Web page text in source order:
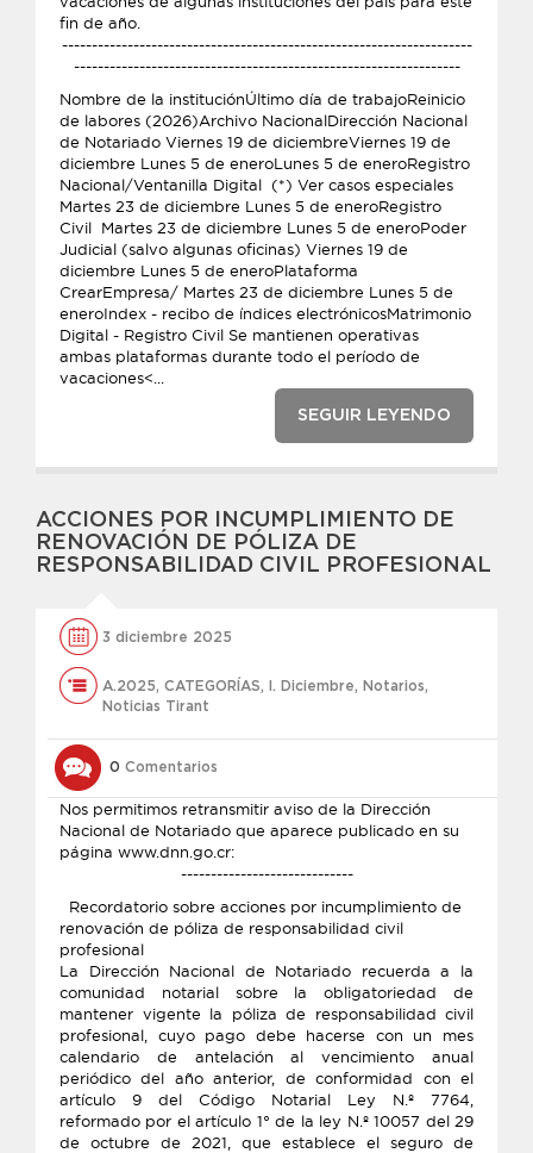
fin de año.
---------------------------------------------------------------------
-----------------------------------------------------------------
Nombre de la instituciónÚltimo día de trabajoReinicio
de labores (2026)Archivo NacionalDirección Nacional
de Notariado Viernes 19 de diciembreViernes 19 de
diciembre Lunes 5 de eneroLunes 5 de eneroRegistro
Nacional/Ventanilla Digital (*) Ver casos especiales
Martes 23 de diciembre Lunes 5 de eneroRegistro
Civil Martes 23 de diciembre Lunes 5 de eneroPoder
Judicial (salvo algunas oficinas) Viernes 19 de
diciembre Lunes 5 de eneroPlataforma
CrearEmpresa/ Martes 23 de diciembre Lunes 5 de
eneroIndex - recibo de índices electrónicosMatrimonio
Digital - Registro Civil Se mantienen operativas
ambas plataformas durante todo el período de
vacaciones<...
SEGUIR LEYENDO
ACCIONES POR INCUMPLIMIENTO DE
RENOVACIÓN DE PÓLIZA DE
RESPONSABILIDAD CIVIL PROFESIONAL
3 diciembre 2025
A.2025, CATEGORÍAS, l. Diciembre, Notarios,
Noticias Tirant
0 Comentarios
Nos permitimos retransmitir aviso de la Dirección
Nacional de Notariado que aparece publicado en su
página www.dnn.go.cr:
-----------------------------
Recordatorio sobre acciones por incumplimiento de
renovación de póliza de responsabilidad civil
profesional
La Dirección Nacional de Notariado recuerda a la
comunidad notarial sobre la obligatoriedad de
mantener vigente la póliza de responsabilidad civil
profesional, cuyo pago debe hacerse con un mes
calendario de antelación al vencimiento anual
periódico del año anterior, de conformidad con el
artículo 9 del Código Notarial Ley N.º 7764,
reformado por el artículo 1° de la ley N.º 10057 del 29
de octubre de 2021, que establece el seguro de